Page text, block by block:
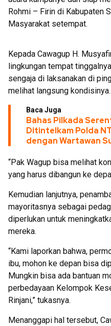
Rohmi – Firin di Kabupaten
Masyarakat setempat.
Kepada Cawagup H.
lingkungan tempat
sengaja di laksanakan di
melihat langsung kondisinya.
Baca Juga
Bahas Pilkada
Ditintelkam Polda
dengan Wartawan
“Pak Wagup bisa melihat
yang harus dibangun ke
Kemudian lanjutnya,
mayoritasnya sebagai
diperlukan untuk
mereka.
“Kami laporkan bahwa,
ibu, mohon ke depan bisa
Mungkin bisa ada bantuan
perbedayaan Kelompok
Rinjani,” tukasnya.
Menanggapi hal tersebut,